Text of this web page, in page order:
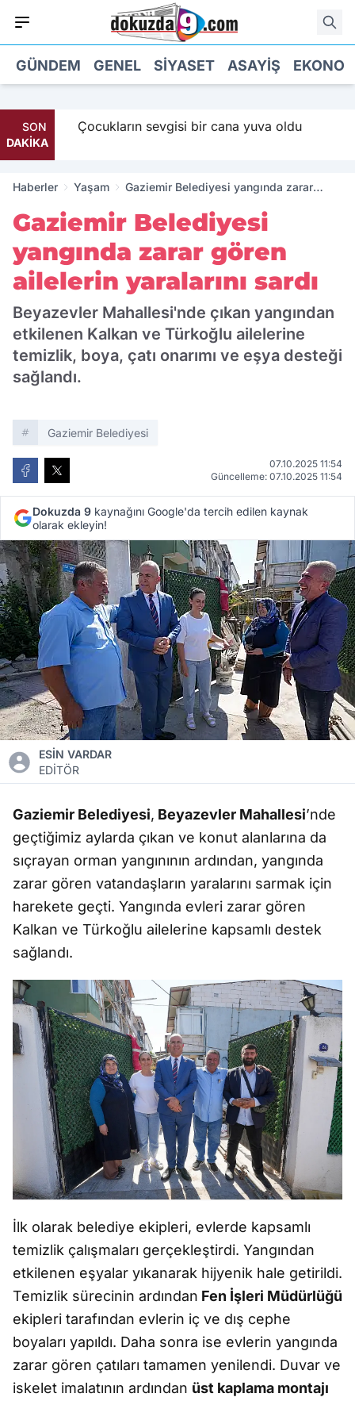
GÜNDEM GENEL SIYASET ASAYIŞ
SON
DAKİKA
Çocukların sevgisi bir cana yuva oldu
Haberler Yaşam
Gaziemir Belediyesi yangında zarar
Gaziemir Belediyesi
yangında zarar gören
ailelerin yaralarını sardı
Beyazevler Mahallesi'nde çıkan yangından
etkilenen Kalkan ve Türkoğlu ailelerine
temizlik, boya, çatı onarımı ve eşya desteği
sağlandı.
Gaziemir Belediyesi
07.10.2025 11:54
Güncelleme: 07.10.2025 11:54
Dokuzda 9 kaynağını Google'da tercih edilen kaynak
olarak ekleyin!
ESİN VARDAR
EDİTÖR
Gaziemir Belediyesi, Beyazevler Mahallesi’nde
geçtiğimiz aylarda çıkan ve konut alanlarına da
sıçrayan orman yangınının ardından, yangında
zarar gören vatandaşların yaralarını sarmak için
harekete geçti. Yangında evleri zarar gören
Kalkan ve Türkoğlu ailelerine kapsamlı destek
sağlandı.
İlk olarak belediye ekipleri, evlerde kapsamlı
temizlik çalışmaları gerçekleştirdi. Yangından
etkilenen eşyalar yıkanarak hijyenik hale getirildi.
Temizlik sürecinin ardından Fen İşleri Müdürlüğü
ekipleri tarafından evlerin iç ve dış cephe
boyaları yapıldı. Daha sonra ise evlerin yangında
zarar gören çatıları tamamen yenilendi. Duvar ve
iskelet imalatının ardından üst kaplama montajı